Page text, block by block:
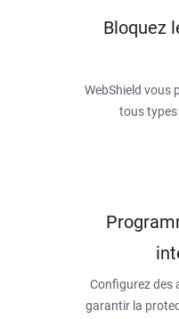
Bloquez
WebShield vous
tous types
Configurez des
garantir la